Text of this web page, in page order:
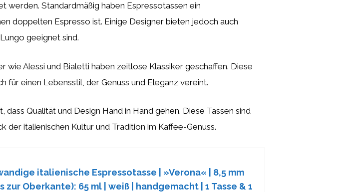
werden. Standardmäßig haben Espressotassen ein
doppelten Espresso ist. Einige Designer bieten jedoch auch
geeignet sind.
wie Alessi und Bialetti haben zeitlose Klassiker geschaffen. Diese
für einen Lebensstil, der Genuss und Eleganz vereint.
Qualität und Design Hand in Hand gehen. Diese Tassen sind
der italienischen Kultur und Tradition im Kaffee-Genuss.
italienische Espressotasse | »Verona« | 8,5 mm
zur Oberkante): 65 ml | weiß | handgemacht | 1 Tasse & 1